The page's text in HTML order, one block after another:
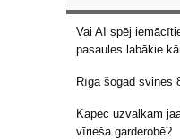
Vai AI spēj
pasaules labākie
Rīga šogad svinēs
Kāpēc uzvalkam
vīrieša garderobē?